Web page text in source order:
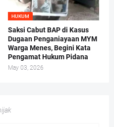
HUKUM
Saksi Cabut BAP di Kasus
Dugaan Penganiayaan MYM
Warga Menes, Begini Kata
Pengamat Hukum Pidana
May 03, 2026